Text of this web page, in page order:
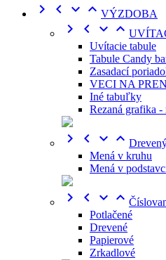
    VÝZDOBA
   
Uvítacie tabule
Tabule Candy
Zasadací
VECI NA
Iné tabuľky
Rezaná grafika -
   
Mená v kruhu
Mená v
   
Potlačené
Drevené
Papierové
Zrkadlové